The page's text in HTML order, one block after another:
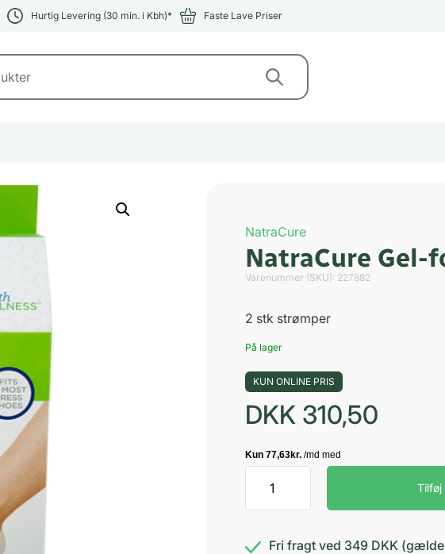
Hurtig Levering (30 min. i Kbh)* Faste Lave Priser
NatraCure
NatraCure Gel-
Varenummer (SKU): 227882
2 stk strømper
På lager
KUN ONLINE PRIS
DKK 310,50
footies
Tilføj
Fri fragt ved 349 DKK